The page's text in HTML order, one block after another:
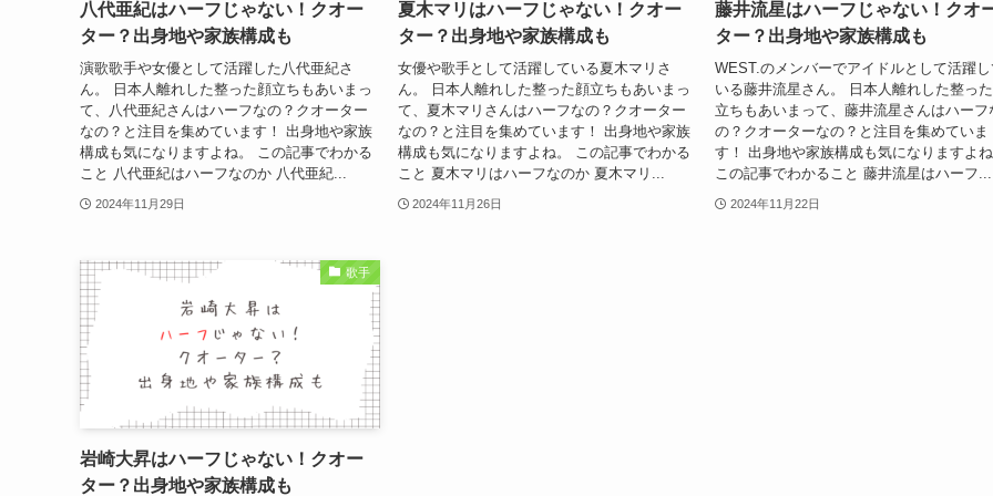
八代亜紀はハーフじゃない！クオー
ター？出身地や家族構成も
演歌歌手や女優として活躍した八代亜紀さ
ん。 日本人離れした整った顔立ちもあいまっ
て、八代亜紀さんはハーフなの？クオーター
なの？と注目を集めています！ 出身地や家族
構成も気になりますよね。 この記事でわかる
こと 八代亜紀はハーフなのか 八代亜紀...
2024年11月29日
夏木マリはハーフじゃない！クオー
ター？出身地や家族構成も
女優や歌手として活躍している夏木マリさ
ん。 日本人離れした整った顔立ちもあいまっ
て、夏木マリさんはハーフなの？クオーター
なの？と注目を集めています！ 出身地や家族
構成も気になりますよね。 この記事でわかる
こと 夏木マリはハーフなのか 夏木マリ...
2024年11月26日
藤井流星はハーフじゃない！クオ
ター？出身地や家族構成も
WEST.のメンバーでアイドルとして活躍し
いる藤井流星さん。 日本人離れした整っ
立ちもあいまって、藤井流星さんはハーフ
の？クオーターなの？と注目を集めていま
す！ 出身地や家族構成も気になりますよね
この記事でわかること 藤井流星はハーフ...
2024年11月22日
歌手
岩崎大昇はハーフじゃない！クオー
ター？出身地や家族構成も